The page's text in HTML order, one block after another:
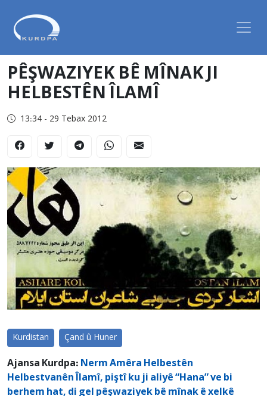
PÊŞWAZIYEK BÊ MÎNAK JI
HELBESTÊN ÎLAMÎ
13:34 - 29 Tebax 2012
Kurdistan Çand û Huner
Ajansa Kurdpa: Nerm Amêra Helbestên
Helbestvanên Îlamî, piştî ku ji aliyê “Hana” ve bi
berhem hat, di gel pêşwaziyek bê mînak ê xelkê